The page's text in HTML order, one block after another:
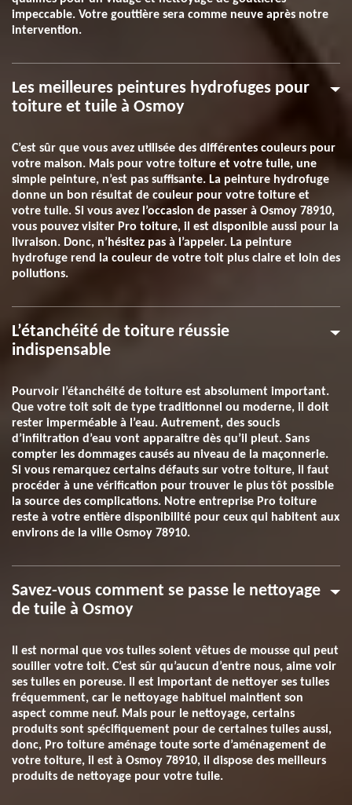
impeccable. Votre gouttière sera comme neuve après notre
intervention.
Les meilleures peintures hydrofuges pour
toiture et tuile à Osmoy
C’est sûr que vous avez utilisée des différentes couleurs pour
votre maison. Mais pour votre toiture et votre tuile, une
simple peinture, n’est pas suffisante. La peinture hydrofuge
donne un bon résultat de couleur pour votre toiture et
votre tuile. Si vous avez l’occasion de passer à Osmoy 78910,
vous pouvez visiter Pro toiture, il est disponible aussi pour la
livraison. Donc, n’hésitez pas à l’appeler. La peinture
hydrofuge rend la couleur de votre toit plus claire et loin des
pollutions.
L’étanchéité de toiture réussie
indispensable
Pourvoir l’étanchéité de toiture est absolument important.
Que votre toit soit de type traditionnel ou moderne, il doit
rester imperméable à l’eau. Autrement, des soucis
d’infiltration d’eau vont apparaitre dès qu’il pleut. Sans
compter les dommages causés au niveau de la maçonnerie.
Si vous remarquez certains défauts sur votre toiture, il faut
procéder à une vérification pour trouver le plus tôt possible
la source des complications. Notre entreprise Pro toiture
reste à votre entière disponibilité pour ceux qui habitent aux
environs de la ville Osmoy 78910.
Savez-vous comment se passe le nettoyage
de tuile à Osmoy
Il est normal que vos tuiles soient vêtues de mousse qui peut
souiller votre toit. C’est sûr qu’aucun d’entre nous, aime voir
ses tuiles en poreuse. Il est important de nettoyer ses tuiles
fréquemment, car le nettoyage habituel maintient son
aspect comme neuf. Mais pour le nettoyage, certains
produits sont spécifiquement pour de certaines tuiles aussi,
donc, Pro toiture aménage toute sorte d’aménagement de
votre toiture, il est à Osmoy 78910, il dispose des meilleurs
produits de nettoyage pour votre tuile.